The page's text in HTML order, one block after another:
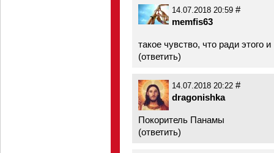
14.07.2018 20:59 #
memfis63
такое чувство, что ради этого
(ответить)
14.07.2018 20:22 #
dragonishka
Покоритель Панамы
(ответить)